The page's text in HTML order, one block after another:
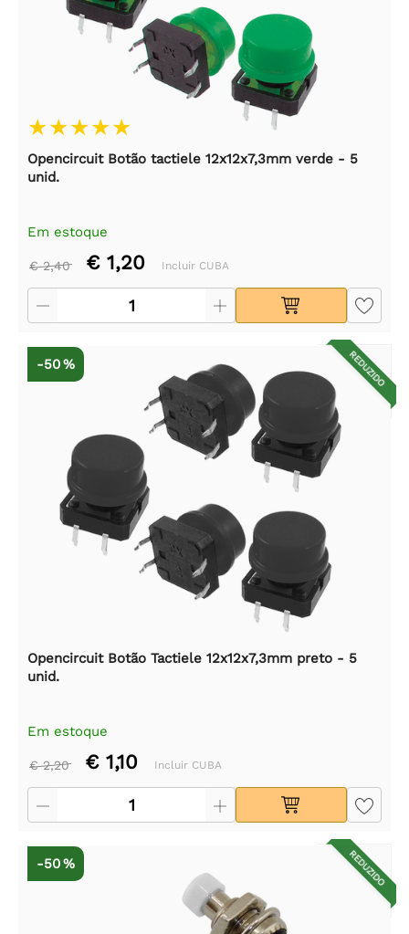
Opencircuit Botão tactiele 12x12x7,3mm verde - 5
unid.
Em estoque
€ 2,40 € 1,20 Incluir CUBA
REDUZIDO
-50 %
Opencircuit Botão Tactiele 12x12x7,3mm preto - 5
unid.
Em estoque
€ 2,20 € 1,10 Incluir CUBA
REDUZIDO
-50 %